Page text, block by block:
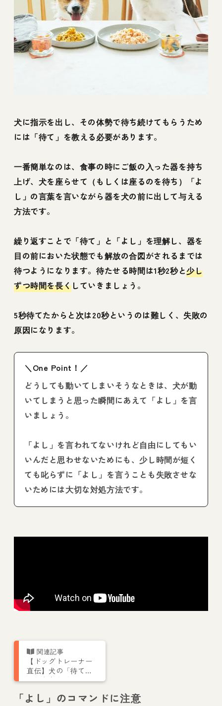
犬に指示を出し、その体勢で待ち続けてもらうため
には「待て」を教える必要があります。
一番簡単なのは、食事の時にご飯の入った器を持ち
上げ、犬を座らせて（もしくは座るのを待ち）「よ
し」の言葉を言いながら器を犬の前に出して与える
方法です。
繰り返すことで「待て」と「よし」を理解し、器を
目の前においた状態でも解放の合図がされるまでは
待つようになります。待たせる時間は1秒2秒と少し
ずつ時間を長くしていきましょう。
5秒待てたからと次は20秒というのは難しく、失敗の
原因になります。
＼One Point！／
どうしても動いてしまいそうなときは、犬が動
いてしまうと思った瞬間にあえて「よし」を言
いましょう。
「よし」を言われてないけれど自由にしてもい
いんだと思わせないためにも、少し時間が短く
ても叱らずに「よし」を言うことも失敗させな
いためには大切な対処方法です。
【ドッグトレーナー
直伝】犬の「待て」
の教え方を動画で解
い場合のトレーニン
「よし」のコマンドに注意